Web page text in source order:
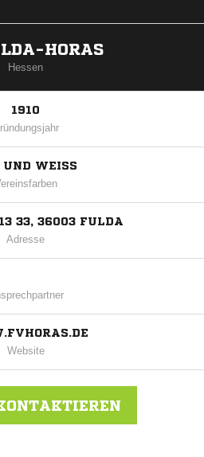
HORAS
Hessen
1910
UND WEISS
33, 36003 FULDA
Adresse
Website